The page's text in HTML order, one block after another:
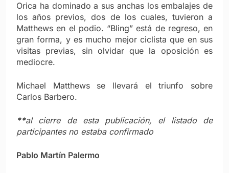
Orica ha dominado a sus anchas los embalajes de
los años previos, dos de los cuales, tuvieron a
Matthews en el podio. “Bling” está de regreso, en
gran forma, y es mucho mejor ciclista que en sus
visitas previas, sin olvidar que la oposición es
mediocre.
Michael Matthews se llevará el triunfo sobre
Carlos Barbero.
**al cierre de esta publicación, el listado de
participantes no estaba confirmado
Pablo Martín Palermo